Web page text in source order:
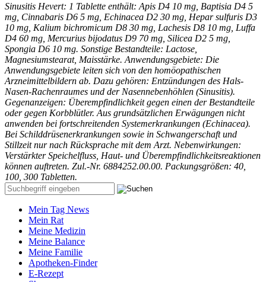
Sinusitis Hevert: 1 Tablette enthält: Apis D4 10 mg, Baptisia D4 5
mg, Cinnabaris D6 5 mg, Echinacea D2 30 mg, Hepar sulfuris D3
10 mg, Kalium bichromicum D8 30 mg, Lachesis D8 10 mg, Luffa
D4 60 mg, Mercurius bijodatus D9 70 mg, Silicea D2 5 mg,
Spongia D6 10 mg. Sonstige Bestandteile: Lactose,
Magnesiumstearat, Maisstärke. Anwendungsgebiete: Die
Anwendungsgebiete leiten sich von den homöopathischen
Arzneimittelbildern ab. Dazu gehören: Entzündungen des Hals-
Nasen-Rachenraumes und der Nasennebenhöhlen (Sinusitis).
Gegenanzeigen: Überempfindlichkeit gegen einen der Bestandteile
oder gegen Korbblütler. Aus grundsätzlichen Erwägungen nicht
anwenden bei fortschreitenden Systemerkrankungen (Echinacea).
Bei Schilddrüsenerkrankungen sowie in Schwangerschaft und
Stillzeit nur nach Rücksprache mit dem Arzt. Nebenwirkungen:
Verstärkter Speichelfluss, Haut- und Überempfindlichkeitsreaktionen
können auftreten. Zul.-Nr. 6884252.00.00. Packungsgrößen: 40,
100, 300 Tabletten.
Mein Tag News
Mein Rat
Meine Medizin
Meine Balance
Meine Familie
Apotheken-Finder
E-Rezept